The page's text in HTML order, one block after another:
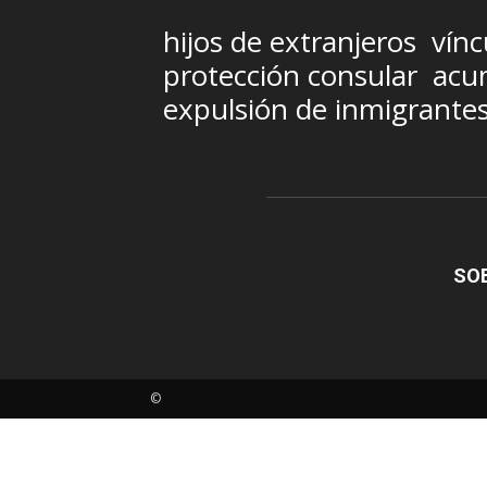
hijos de extranjeros
protección consular
expulsión de
©